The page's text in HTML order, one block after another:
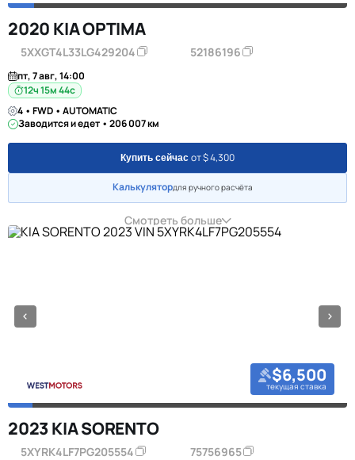
2020 KIA OPTIMA
5XXGT4L33LG429204 52186196
пт, 7 авг, 14:00
12ч 15м 44с
4 • FWD • AUTOMATIC
Заводится и едет • 206 007 км
Купить сейчас от $ 4,300
Калькулятордля ручного расчёта
Смотреть больше
$6,500
текущая ставка
2023 KIA SORENTO
5XYRK4LF7PG205554 75756965